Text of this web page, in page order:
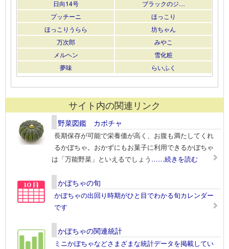
日向14号
ブラックのジ…
プッチーニ
ほっこり
ほっこりうらら
坊ちゃん
万次郎
みやこ
メルヘン
雪化粧
夢味
らいふく
サイト内の関連リンク
野菜図鑑 カボチャ
長期保存が可能で栄養価が高く、お腹も満たしてくれ
るかぼちゃ。おかずにもお菓子に利用できるかぼちゃ
は「万能野菜」といえるでしょう ……続きを読む
かぼちゃの旬
かぼちゃの出回り時期がひと目でわかる旬カレンダー
です
かぼちゃの関連統計
ミニかぼちゃなどさまざまな統計データを掲載してい